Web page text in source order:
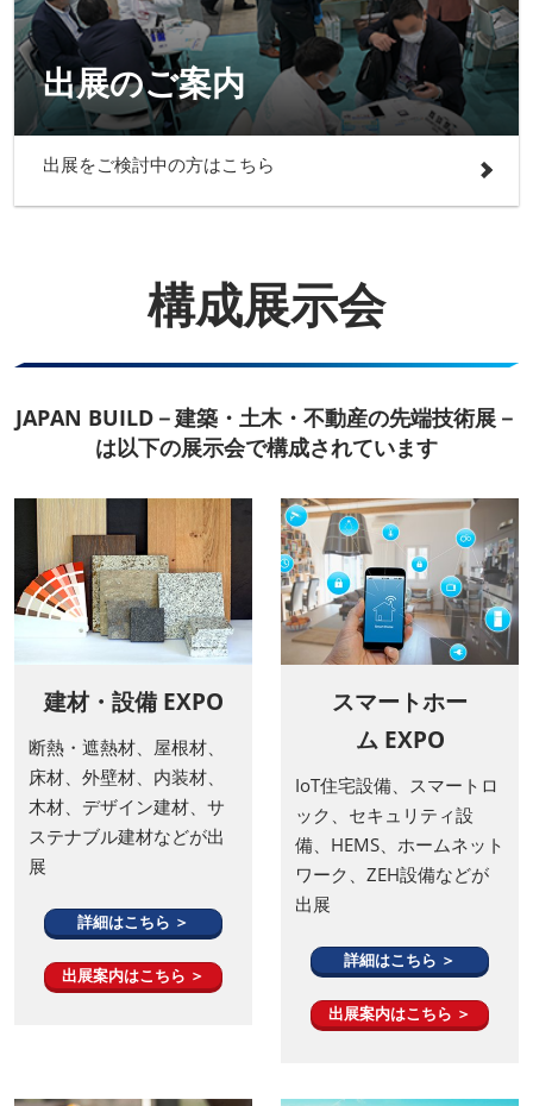
出展のご案内
出展をご検討中の方はこちら
構成展示会
JAPAN BUILD－建築・土木・不動産の先端技術展－
は以下の展示会で構成されています
建材・設備 EXPO
断熱・遮熱材、屋根材、
床材、外壁材、内装材、
木材、デザイン建材、サ
ステナブル建材などが出
展
詳細はこちら ＞
出展案内はこちら ＞
スマートホー
ム EXPO
IoT住宅設備、スマートロ
ック、セキュリティ設
備、HEMS、ホームネット
ワーク、ZEH設備などが
出展
詳細はこちら ＞
出展案内はこちら ＞